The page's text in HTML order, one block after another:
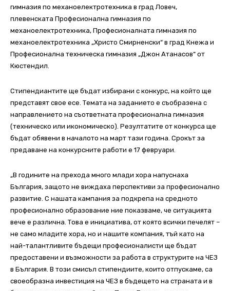
гимназия по механоелектротехника в град Ловеч,
плевенската Професионална гимназия по
механоелектротехника, Професионалната гимназия по
механоелектротехника „Христо Смирненски“ в град Кнежа и
Професионална техническа гимназия „Джон Атанасов“ от
Кюстендил.
Стипендиантите ще бъдат избирани с конкурс, на който ще
представят свое есе. Темата на заданието е съобразена с
направлението на съответната професионална гимназия
(техническо или икономическо). Резултатите от конкурса ще
бъдат обявени в началото на март тази година. Срокът за
предаване на конкурсните работи е 17 февруари.
„В годините на прехода много млади хора напуснаха
България, защото не виждаха перспективи за професионално
развитие. С нашата кампания за подкрепа на средното
професионално образование ние показваме, че ситуацията
вече е различна. Това е инициатива, от която всички печелят –
не само младите хора, но и нашите компания, тъй като на
най-талантливите бъдещи професионалисти ще бъдат
предоставени и възможности за работа в структурите на ЧЕЗ
в България. В този смисъл стипендиите, които отпускаме, са
своеобразна инвестиция на ЧЕЗ в бъдещето на страната и в